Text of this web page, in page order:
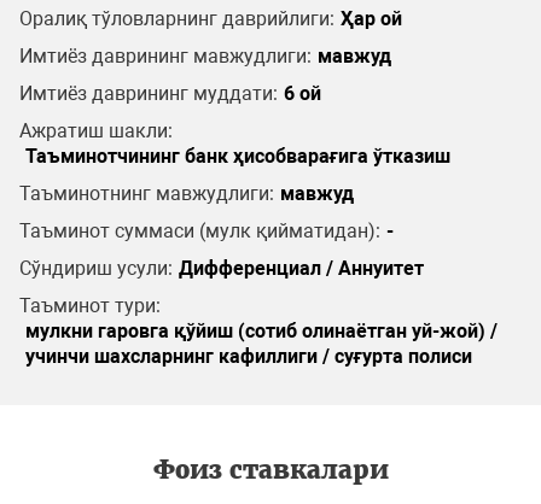
Оралиқ тўловларнинг даврийлиги: Ҳар ой
Имтиёз даврининг мавжудлиги: мавжуд
Имтиёз даврининг муддати: 6 ой
Ажратиш шакли:
Таъминотчининг банк ҳисобварағига ўтказиш
Таъминотнинг мавжудлиги: мавжуд
Таъминот суммаси (мулк қийматидан): -
Сўндириш усули: Дифференциал / Аннуитет
Таъминот тури:
мулкни гаровга қўйиш (сотиб олинаётган уй-жой) /
учинчи шахсларнинг кафиллиги / суғурта полиси
Фоиз ставкалари